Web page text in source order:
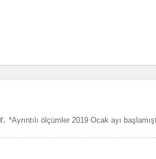
*Ayrıntılı ölçümler 2019 Ocak ayı